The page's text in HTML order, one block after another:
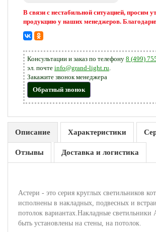
В связи с нестабильной ситуацией, просим
продукцию у наших менеджеров.
Консультации и заказ по телефону 8 (499)
эл. почте info@grand-light.ru.
Закажите звонок менеджера
Обратный звонок
Описание Характеристики
Отзывы Доставка и логистика
Астери - это серия круглых светильников
исполнены в накладных, подвесных и
потолок вариантах.Накладные светильники
быть установлены на стены, на потолок.